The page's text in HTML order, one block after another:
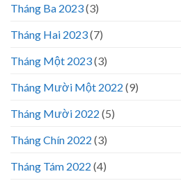
Tháng Ba 2023(3)
Tháng Hai 2023(7)
Tháng Một 2023(3)
Tháng Mười Một 2022 (9)
Tháng Mười 2022 (5)
Tháng Chín 2022 (3)
Tháng Tám 2022 (4)